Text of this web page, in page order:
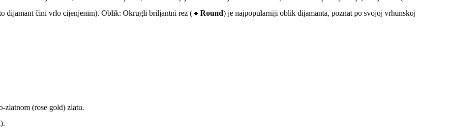
dijamant čini vrlo cijenjenim). Oblik: Okrugli briljantni rez (🔹 Round) je najpopularniji oblik dijamanta, poznat po svojoj vrhunskoj
zlatnom (rose gold) zlatu.